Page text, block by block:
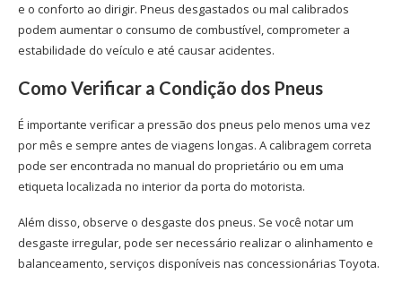
e o conforto ao dirigir. Pneus desgastados ou mal calibrados
podem aumentar o consumo de combustível, comprometer a
estabilidade do veículo e até causar acidentes.
Como Verificar a Condição dos Pneus
É importante verificar a pressão dos pneus pelo menos uma vez
por mês e sempre antes de viagens longas. A calibragem correta
pode ser encontrada no manual do proprietário ou em uma
etiqueta localizada no interior da porta do motorista.
Além disso, observe o desgaste dos pneus. Se você notar um
desgaste irregular, pode ser necessário realizar o alinhamento e
balanceamento, serviços disponíveis nas concessionárias Toyota.